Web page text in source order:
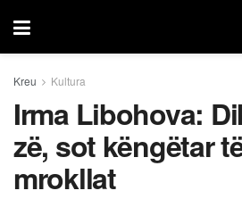
Kreu Kultura
Irma Libohova:
zë, sot këngëtar
mrokllat